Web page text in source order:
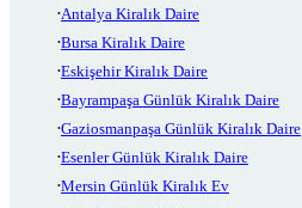
Antalya Kiralık Daire
Bursa Kiralık Daire
Eskişehir Kiralık Daire
Bayrampaşa Günlük Kiralık Daire
Gaziosmanpaşa Günlük Kiralık Daire
Esenler Günlük Kiralık Daire
Mersin Günlük Kiralık Ev